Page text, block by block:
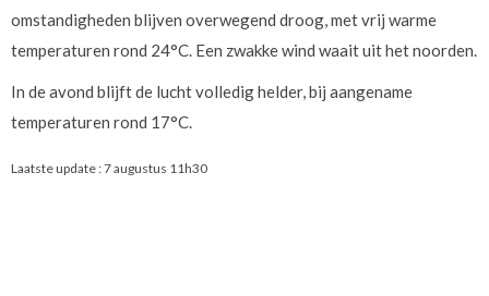
omstandigheden blijven overwegend droog, met vrij warme
temperaturen rond 24°C. Een zwakke wind waait uit het noorden.
In de avond blijft de lucht volledig helder, bij aangename
temperaturen rond 17°C.
Laatste update :7 augustus 11h30